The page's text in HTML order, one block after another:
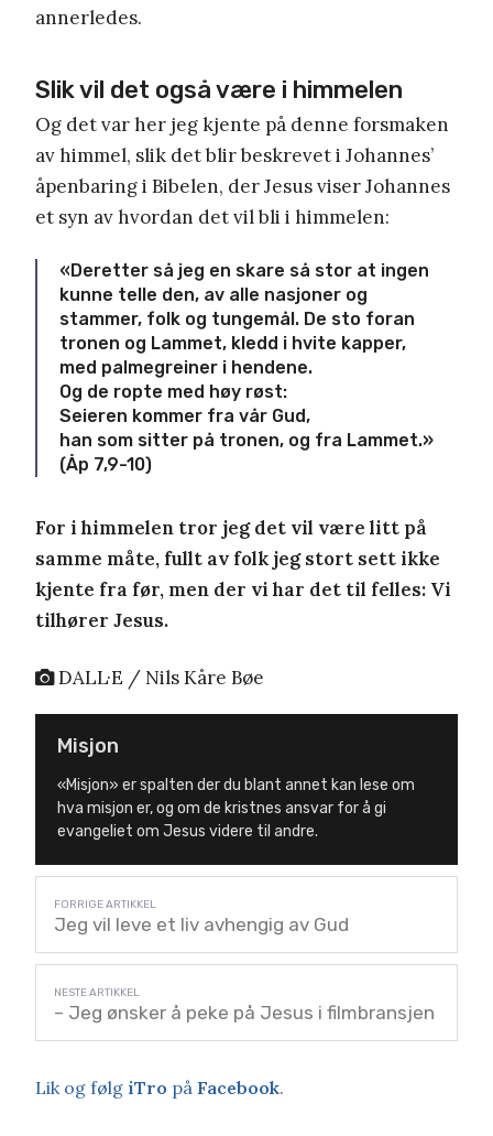
annerledes.
Slik vil det også være i himmelen
Og det var her jeg kjente på denne forsmaken
av himmel, slik det blir beskrevet i Johannes’
åpenbaring i Bibelen, der Jesus viser Johannes
et syn av hvordan det vil bli i himmelen:
«Deretter så jeg en skare så stor at ingen
kunne telle den, av alle nasjoner og
stammer, folk og tungemål. De sto foran
tronen og Lammet, kledd i hvite kapper,
med palmegreiner i hendene.
Og de ropte med høy røst:
Seieren kommer fra vår Gud,
han som sitter på tronen, og fra Lammet.»
(Åp 7,9-10)
For i himmelen tror jeg det vil være litt på
samme måte, fullt av folk jeg stort sett ikke
kjente fra før, men der vi har det til felles: Vi
tilhører Jesus.
DALL·E / Nils Kåre Bøe
Misjon
«Misjon» er spalten der du blant annet kan lese om
hva misjon er, og om de kristnes ansvar for å gi
evangeliet om Jesus videre til andre.
Jeg vil leve et liv avhengig av Gud
– Jeg ønsker å peke på Jesus i filmbransjen
Lik og følg iTro på Facebook.